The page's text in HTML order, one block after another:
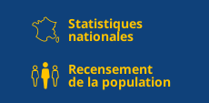
Statistiques
nationales
Recensement
de la population